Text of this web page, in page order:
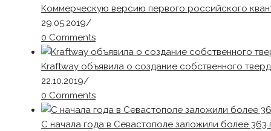
Коммерческую версию первого российского
29.05.2019/
0 Comments
Kraftway объявила о создание собственного
22.10.2019/
0 Comments
С начала года в Севастополе заложили более 363